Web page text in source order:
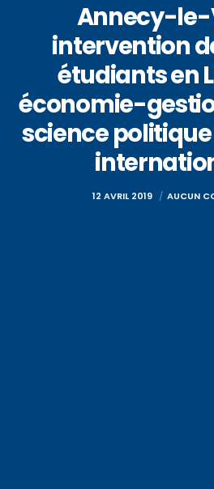
Annecy-le-
intervention
étudiants en
économie-
science
12 AVRIL 2019 AUCUN